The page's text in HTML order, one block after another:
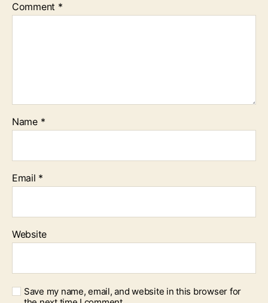
Comment *
Name *
Email *
Website
Save my name, email, and website in this browser for